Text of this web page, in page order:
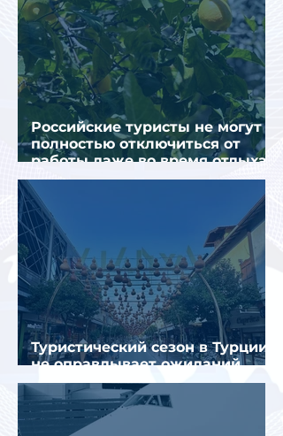
Российские туристы не могут
полностью отключиться от
работы даже во время отдыха
в Турции
Туристический сезон в Турции
не оправдывает ожиданий
отрасли